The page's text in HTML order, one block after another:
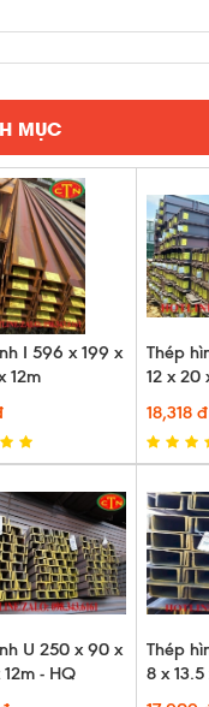
MỤC
I 596 x 199 x
12m
Thép
12 x 20
18,318 đ
U 250 x 90 x
- HQ
Thép
8 x